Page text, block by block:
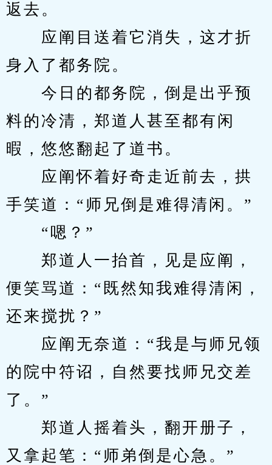
返去。
应阐目送着它消失，这才折
身入了都务院。
今日的都务院，倒是出乎预
料的冷清，郑道人甚至都有闲
暇，悠悠翻起了道书。
应阐怀着好奇走近前去，拱
手笑道：“师兄倒是难得清闲。”
“嗯？”
郑道人一抬首，见是应阐，
便笑骂道：“既然知我难得清闲，
还来搅扰？”
应阐无奈道：“我是与师兄领
的院中符诏，自然要找师兄交差
了。”
郑道人摇着头，翻开册子，
又拿起笔：“师弟倒是心急。”